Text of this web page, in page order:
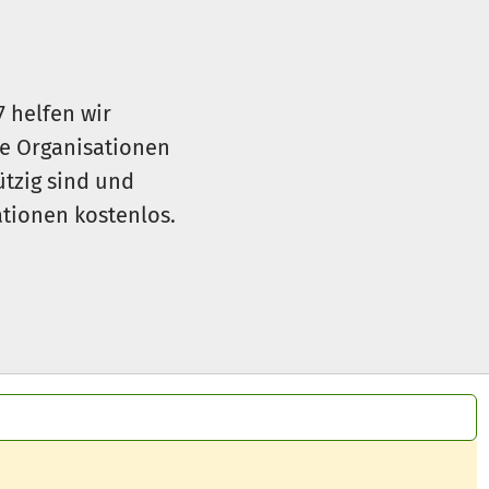
helfen wir
Organisationen
sind und
kostenlos.